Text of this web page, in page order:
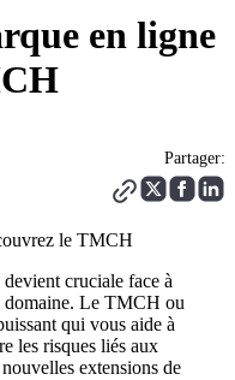
en ligne
Partager:
cruciale face à
domaine. Le TMCH ou
qui vous aide à
les risques liés aux
extensions de